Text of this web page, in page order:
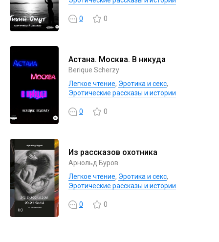
0 0
Астана. Москва. В никуда
Berique Scherzy
Легкое чтение, Эротика и секс,
Эротические рассказы и истории
0 0
Из рассказов охотника
Арнольд Буров
Легкое чтение, Эротика и секс,
Эротические рассказы и истории
0 0